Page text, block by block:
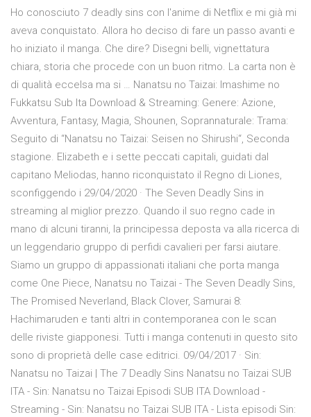
Ho conosciuto 7 deadly sins con l'anime di Netflix e mi già mi
aveva conquistato. Allora ho deciso di fare un passo avanti e
ho iniziato il manga. Che dire? Disegni belli, vignettatura
chiara, storia che procede con un buon ritmo. La carta non è
di qualità eccelsa ma si … Nanatsu no Taizai: Imashime no
Fukkatsu Sub Ita Download & Streaming: Genere: Azione,
Avventura, Fantasy, Magia, Shounen, Soprannaturale: Trama:
Seguito di “Nanatsu no Taizai: Seisen no Shirushi“, Seconda
stagione. Elizabeth e i sette peccati capitali, guidati dal
capitano Meliodas, hanno riconquistato il Regno di Liones,
sconfiggendo i 29/04/2020 · The Seven Deadly Sins in
streaming al miglior prezzo. Quando il suo regno cade in
mano di alcuni tiranni, la principessa deposta va alla ricerca di
un leggendario gruppo di perfidi cavalieri per farsi aiutare.
Siamo un gruppo di appassionati italiani che porta manga
come One Piece, Nanatsu no Taizai - The Seven Deadly Sins,
The Promised Neverland, Black Clover, Samurai 8:
Hachimaruden e tanti altri in contemporanea con le scan
delle riviste giapponesi. Tutti i manga contenuti in questo sito
sono di proprietà delle case editrici. 09/04/2017 · Sin:
Nanatsu no Taizai | The 7 Deadly Sins Nanatsu no Taizai SUB
ITA - Sin: Nanatsu no Taizai Episodi SUB ITA Download -
Streaming - Sin: Nanatsu no Taizai SUB ITA - Lista episodi Sin: